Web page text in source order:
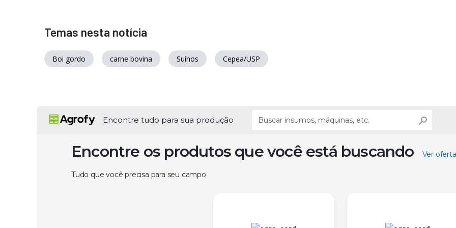
Temas nesta notícia
Boi gordo carne bovina Suínos Cepea/USP
Encontre tudo para sua produção
Encontre os produtos que você está buscando Ver
Tudo que você precisa para seu campo